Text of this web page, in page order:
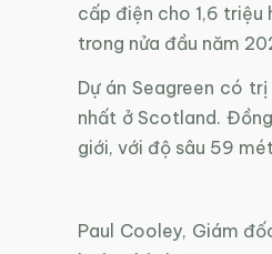
cấp điện cho 1,6 triệu
trong nửa đầu năm
Dự án Seagreen có
nhất ở Scotland.
giới, với độ sâu 59
Paul Cooley, Giám